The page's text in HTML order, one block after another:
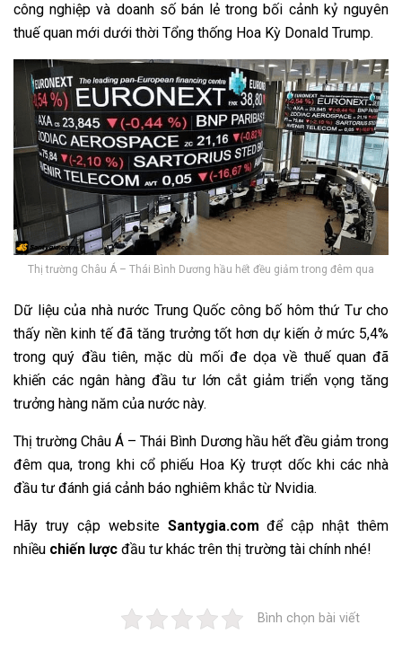
công nghiệp và doanh số bán lẻ trong bối cảnh kỷ nguyên
thuế quan mới dưới thời Tổng thống Hoa Kỳ Donald Trump.
Thị trường Châu Á – Thái Bình Dương hầu hết đều giảm trong đêm qua
Dữ liệu của nhà nước Trung Quốc công bố hôm thứ Tư cho
thấy nền kinh tế đã tăng trưởng tốt hơn dự kiến ​​ở mức 5,4%
trong quý đầu tiên, mặc dù mối đe dọa về thuế quan đã
khiến các ngân hàng đầu tư lớn cắt giảm triển vọng tăng
trưởng hàng năm của nước này.
Thị trường Châu Á – Thái Bình Dương hầu hết đều giảm trong
đêm qua, trong khi cổ phiếu Hoa Kỳ trượt dốc khi các nhà
đầu tư đánh giá cảnh báo nghiêm khắc từ Nvidia.
Hãy truy cập website Santygia.com để cập nhật thêm
nhiều chiến lược đầu tư khác trên thị trường tài chính nhé!
Bình chọn bài viết